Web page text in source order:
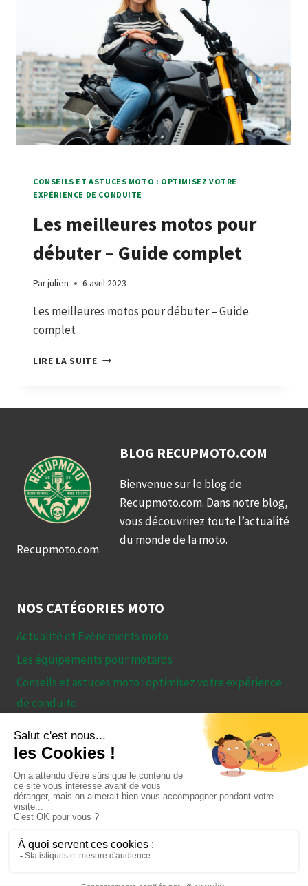
CONSEILS ET ASTUCES MOTO : OPTIMISEZ VOTRE
EXPÉRIENCE DE CONDUITE
Les meilleures motos pour
débuter – Guide complet
Parjulien 6 avril 2023
Les meilleures motos pour débuter – Guide
complet
LIRE LA SUITELES
COMPLET
Recupmoto.com
BLOG RECUPMOTO.COM
Bienvenue sur le blog de
Recupmoto.com. Dans notre blog,
vous découvrirez toute l’actualité
du monde de la moto.
NOS CATÉGORIES MOTO
Actualité et Événements moto
Les équipements pour motards
Conseils et astuces moto : optimisez votre expérience
de conduite
Essais et Comparatifs – Tout ce qu’il faut savoir avant
de choisir sa moto
© 2026 Le guide ultime des motos : astuces, conseils et
tests de modèles Recupmoto.com